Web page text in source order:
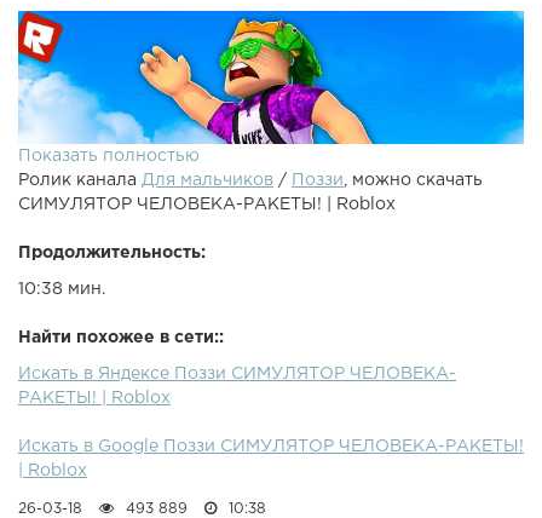
●Спасибо за Лайк и Подписку Бро (^ヮ^)/●Roblox -
●Предыдущий ролик - ●Рандом ролик - ● - Моя Инста● -
Моя страничка ВК● - Группа ВК
Показать полностью
Ролик канала Для мальчиков / Поззи
, можно скачать
СИМУЛЯТОР ЧЕЛОВЕКА-РАКЕТЫ! | Roblox
Продолжительность:
10:38 мин.
Найти похожее в сети::
Искать в Яндексе Поззи СИМУЛЯТОР ЧЕЛОВЕКА-
РАКЕТЫ! | Roblox
Искать в Google Поззи СИМУЛЯТОР ЧЕЛОВЕКА-РАКЕТЫ!
| Roblox
26-03-18 493 889 10:38